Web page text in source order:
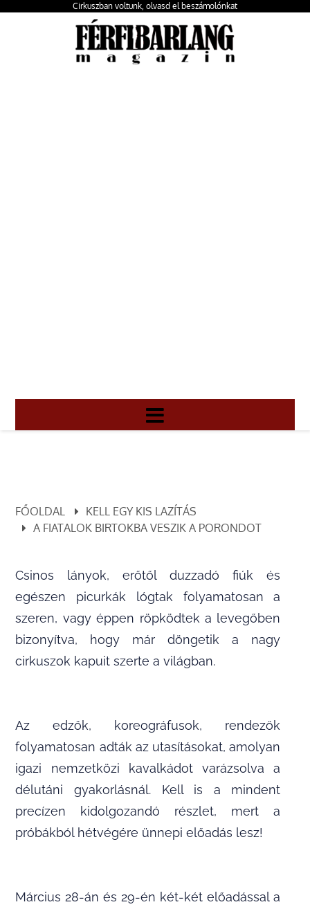
Cirkuszban voltunk, olvasd el beszámolónkat
FŐOLDAL
KELL EGY KIS LAZÍTÁS
A FIATALOK BIRTOKBA VESZIK A PORONDOT
Csinos lányok, erőtől duzzadó fiúk és
egészen picurkák lógtak folyamatosan a
szeren, vagy éppen röpködtek a levegőben
bizonyítva, hogy már döngetik a nagy
cirkuszok kapuit szerte a világban.
Az edzők, koreográfusok, rendezők
folyamatosan adták az utasításokat, amolyan
igazi nemzetközi kavalkádot varázsolva a
délutáni gyakorlásnál. Kell is a mindent
precízen kidolgozandó részlet, mert a
próbákból hétvégére ünnepi előadás lesz!
Március 28-án és 29-én két-két előadással a